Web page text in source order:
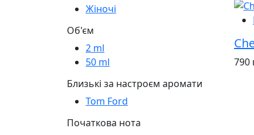
Жіночі
Об'єм
2 ml
50 ml
Близькі за настроєм аромати
Tom Ford
Початкова нота
790